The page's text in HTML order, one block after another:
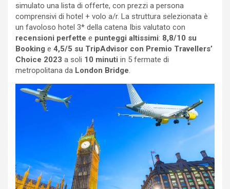
simulato una lista di offerte, con prezzi a persona
comprensivi di hotel + volo a/r. La struttura selezionata è
un favoloso hotel 3* della catena Ibis valutato con
recensioni perfette e punteggi altissimi: 8,8/10 su
Booking e 4,5/5 su TripAdvisor con Premio Travellers’
Choice 2023 a soli 10 minuti in 5 fermate di
metropolitana da London Bridge